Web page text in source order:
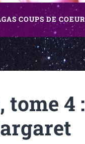
COUPS DE COEUR
tome 4 :